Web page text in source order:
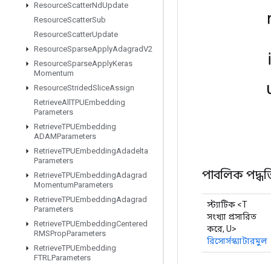
ResourceScatterNdUpdate
ResourceScatterSub
ResourceScatterUpdate
ResourceSparseApplyAdagradV2
ResourceSparseApplyKeras
Momentum
ResourceStridedSliceAssign
RetrieveAll TPUEmbedding
Parameters
RetrieveTPUEmbedding
ADAMParameters
RetrieveTPUEmbeddingAdadelta
Parameters
RetrieveTPUEmbeddingAdagrad
MomentumParameters
RetrieveTPUEmbeddingAdagrad
Parameters
RetrieveTPUEmbeddingCentered
RMSPropParameters
RetrieveTPUEmbedding
FTRLParameters
পাবলিক
স্ট্যাটিক <T
সংখ্যা প্রসারিত
করে, U>
রিসোর্সস্ক্যাটারমুল